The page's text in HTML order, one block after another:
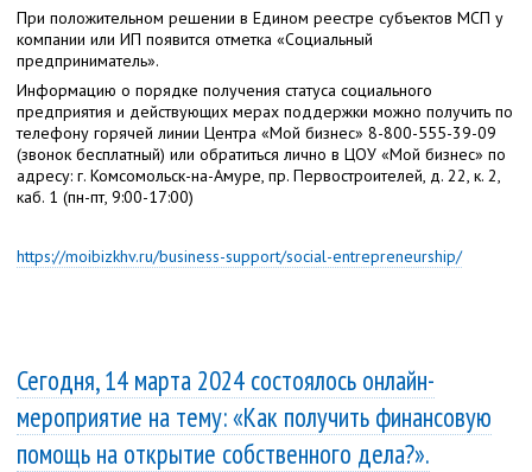
При положительном решении в Едином реестре субъектов МСП у
компании или ИП появится отметка «Социальный
предприниматель».
Информацию о порядке получения статуса социального
предприятия и действующих мерах поддержки можно получить по
телефону горячей линии Центра «Мой бизнес» 8-800-555-39-09
(звонок бесплатный) или обратиться лично в ЦОУ «Мой бизнес» по
адресу: г. Комсомольск-на-Амуре, пр. Первостроителей, д. 22, к. 2,
каб. 1 (пн-пт, 9:00-17:00)
https://moibizkhv.ru/business-support/social-entrepreneurship/
Сегодня, 14 марта 2024 состоялось онлайн-
мероприятие на тему: «Как получить финансовую
помощь на открытие собственного дела?».